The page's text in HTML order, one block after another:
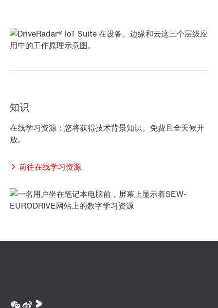
知识
在线学习资源：您将获得技术背景知识。免费且全天候开
放。
前往在线学习资源